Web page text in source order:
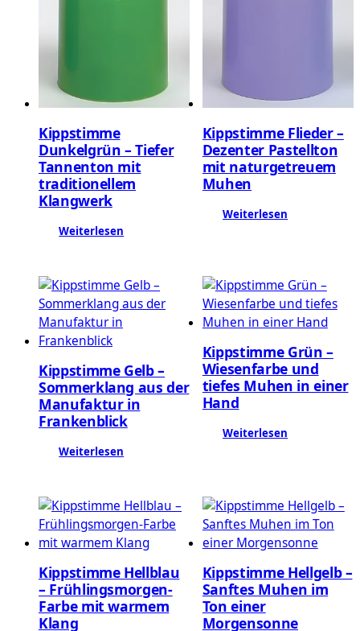
Kippstimme
Dunkelgrün – Tiefer
Tannenton mit
traditionellem
Klangwerk
Weiterlesen
Kippstimme Flieder –
Dezenter Pastellton
mit naturgetreuem
Muhen
Weiterlesen
Kippstimme Gelb –
Sommerklang aus der
Manufaktur in
Frankenblick
Weiterlesen
Kippstimme Grün –
Wiesenfarbe und
tiefes Muhen in einer
Hand
Weiterlesen
Kippstimme Hellblau
– Frühlingsmorgen-
Farbe mit warmem
Klang
Kippstimme Hellgelb –
Sanftes Muhen im
Ton einer
Morgensonne